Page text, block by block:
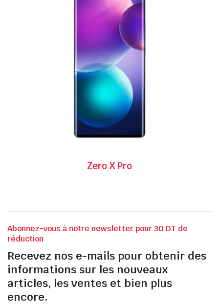
Zero X Pro
Abonnez-vous à notre newsletter pour 30 DT de
réduction
Recevez nos e-mails pour obtenir des
informations sur les nouveaux
articles, les ventes et bien plus
encore.